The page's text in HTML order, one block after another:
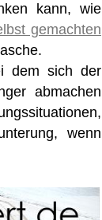
kann, wie
gemachten
dem sich der
abmachen
wenn